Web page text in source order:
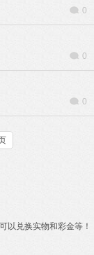
0
0
0
以兑换实物和彩金等！